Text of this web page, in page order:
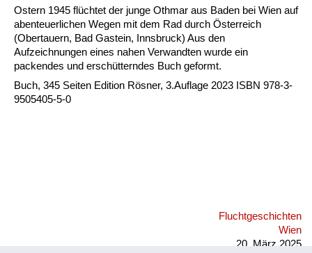
Ostern 1945 flüchtet der junge Othmar aus Baden bei Wien auf
abenteuerlichen Wegen mit dem Rad durch Österreich
(Obertauern, Bad Gastein, Innsbruck) Aus den
Aufzeichnungen eines nahen Verwandten wurde ein
packendes und erschütterndes Buch geformt.
Buch, 345 Seiten Edition Rösner, 3.Auflage 2023 ISBN 978-3-
9505405-5-0
Fluchtgeschichten
Wien
20. März 2025